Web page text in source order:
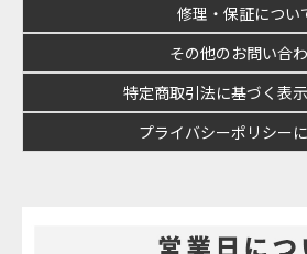
修理・保証につい
その他のお問い合
特定商取引法に基づく表
プライバシーポリシー